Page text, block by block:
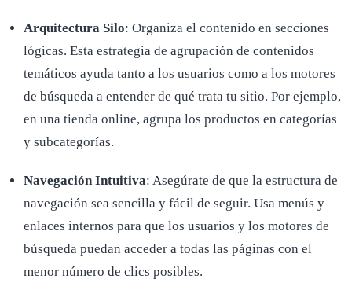
Arquitectura Silo: Organiza el contenido en secciones
lógicas. Esta estrategia de agrupación de contenidos
temáticos ayuda tanto a los usuarios como a los motores
de búsqueda a entender de qué trata tu sitio. Por ejemplo,
en una tienda online, agrupa los productos en categorías
y subcategorías.
Navegación Intuitiva: Asegúrate de que la estructura de
navegación sea sencilla y fácil de seguir. Usa menús y
enlaces internos para que los usuarios y los motores de
búsqueda puedan acceder a todas las páginas con el
menor número de clics posibles.